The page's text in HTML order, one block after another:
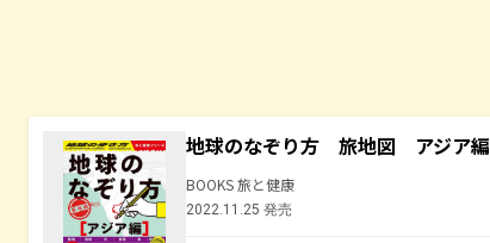
地球のなぞり方 旅地図 アジア編
BOOKS 旅と健康
2022.11.25 発売